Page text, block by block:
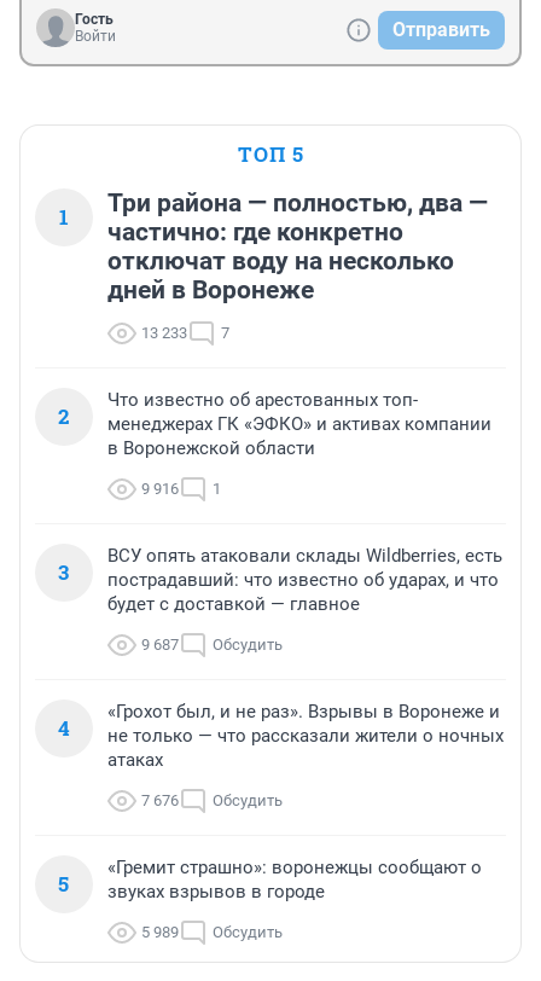
Гость
Войти
Отправить
ТОП 5
1
Три района — полностью, два —
частично: где конкретно
отключат воду на несколько
дней в Воронеже
13 233 7
2
Что известно об арестованных топ-
менеджерах ГК «ЭФКО» и активах компании
в Воронежской области
9 916 1
3
ВСУ опять атаковали склады Wildberries, есть
пострадавший: что известно об ударах, и что
будет с доставкой — главное
9 687 Обсудить
4
«Грохот был, и не раз». Взрывы в Воронеже и
не только — что рассказали жители о ночных
атаках
7 676 Обсудить
5
«Гремит страшно»: воронежцы сообщают о
звуках взрывов в городе
5 989 Обсудить